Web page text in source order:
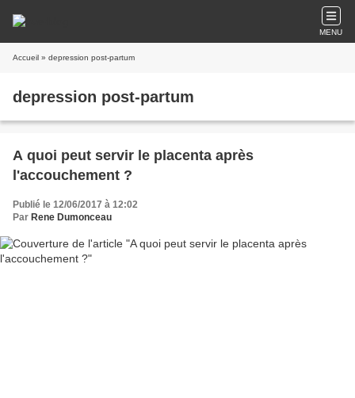
MENU
Accueil » depression post-partum
depression post-partum
A quoi peut servir le placenta après
l'accouchement ?
Publié le 12/06/2017 à 12:02
Par Rene Dumonceau